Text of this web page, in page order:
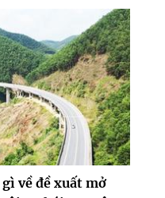
về đề xuất mở